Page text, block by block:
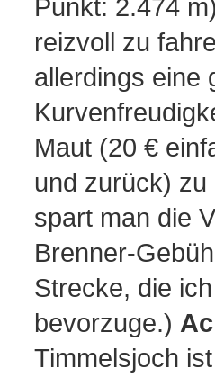
Punkt: 2.474
reizvoll zu
allerdings eine
Maut (20 €
und zurück)
spart man die
Brenner-
Strecke, die
bevorzuge.)
Timmelsjoch